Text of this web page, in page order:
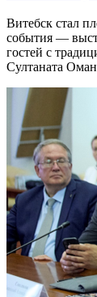
Витебск стал
события —
гостей с
Султаната